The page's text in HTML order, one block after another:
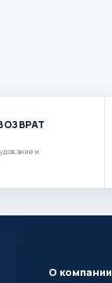
и
О компании